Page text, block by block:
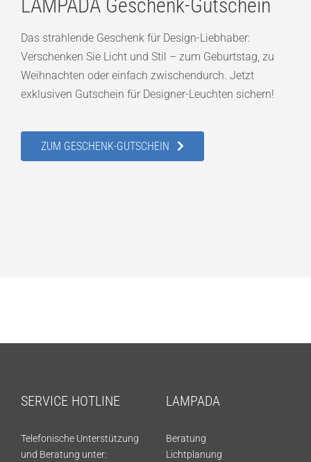
LAMPADA Geschenk-Gutschein
Das strahlende Geschenk für Design-Liebhaber:
Verschenken Sie Licht und Stil – zum Geburtstag, zu
Weihnachten oder einfach zwischendurch. Jetzt
exklusiven Gutschein für Designer-Leuchten sichern!
ZUM GESCHENK-GUTSCHEIN
SERVICE HOTLINE
Telefonische Unterstützung
und Beratung unter:
LAMPADA
Beratung
Lichtplanung